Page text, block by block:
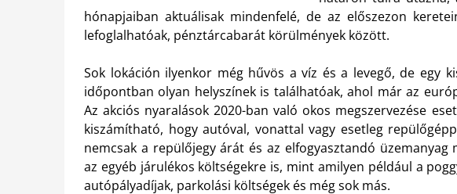
hónapjaiban aktuálisak mindenfelé, de az előszezon
lefoglalhatóak, pénztárcabarát körülmények között.
Sok lokáción ilyenkor még hűvös a víz és a levegő, de egy
időpontban olyan helyszínek is találhatóak, ahol már az
Az akciós nyaralások 2020-ban való okos megszervezése
kiszámítható, hogy autóval, vonattal vagy esetleg
nemcsak a repülőjegy árát és az elfogyasztandó üzemanyag
az egyéb járulékos költségekre is, mint amilyen például a
autópályadíjak, parkolási költségek és még sok más.